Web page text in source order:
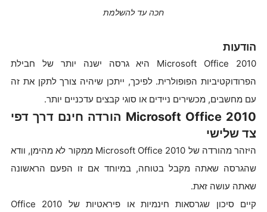
חכה עד להשלמת
הודעות
Microsoft Office 2010 היא גרסה ישנה יותר של חבילת
הפרודוקטיביות הפופולרית. לפיכך, ייתכן שיהיה צורך לתקן את זה
עם מחשבים, מכשירים ניידים או סוגי קבצים עדכניים יותר.
Microsoft Office 2010 הורדה חינם דרך דפי
צד שלישי
היזהר מהורדה של Microsoft Office 2010 ממקור לא מהימן, וודא
שהגרסה שאתה מקבל בטוחה, במיוחד אם זו הפעם הראשונה
שאתה עושה זאת.
קיים סיכון שגרסאות חינמיות או פיראטיות של Office 2010